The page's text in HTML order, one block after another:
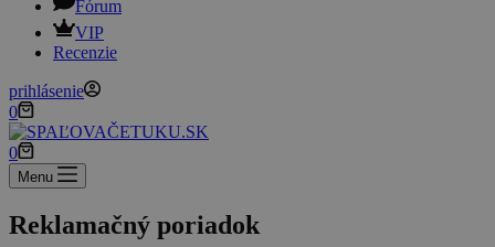
Fórum
VIP
Recenzie
prihlásenie
Shopping
cart
0
Shopping
cart
0
Menu
Reklamačný poriadok